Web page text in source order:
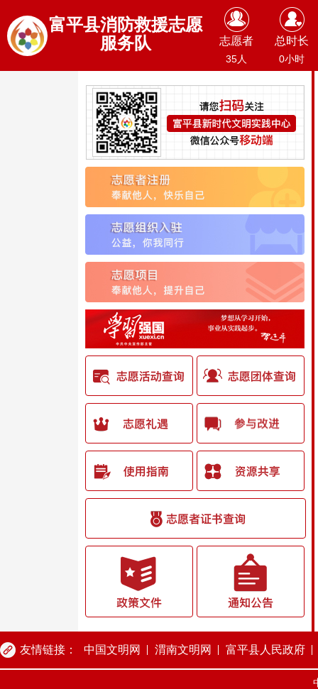
富平县消防救援志愿
服务队
志愿者
35人
总时长
0小时
友情链接： 中国文明网 渭南文明网 富平县人民政府